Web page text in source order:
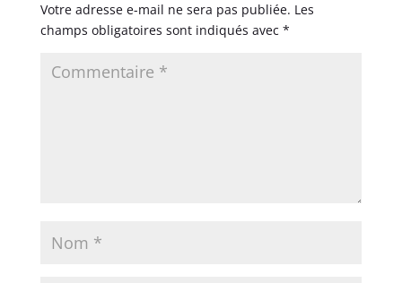
Votre adresse e-mail ne sera pas publiée. Les
champs obligatoires sont indiqués avec *